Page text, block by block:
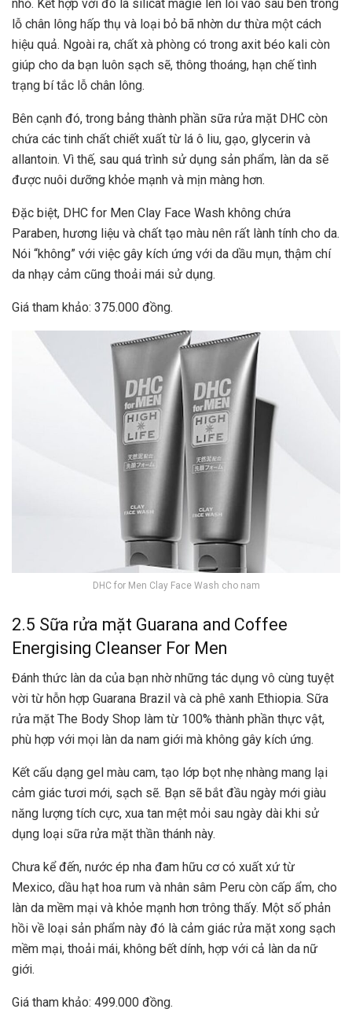
nhỏ. Kết hợp với đó là silicat magie len lỏi vào sâu bên trong
lỗ chân lông hấp thụ và loại bỏ bã nhờn dư thừa một cách
hiệu quả. Ngoài ra, chất xà phòng có trong axit béo kali còn
giúp cho da bạn luôn sạch sẽ, thông thoáng, hạn chế tình
trạng bí tắc lỗ chân lông.
Bên cạnh đó, trong bảng thành phần sữa rửa mặt DHC còn
chứa các tinh chất chiết xuất từ lá ô liu, gạo, glycerin và
allantoin. Vì thế, sau quá trình sử dụng sản phẩm, làn da sẽ
được nuôi dưỡng khỏe mạnh và mịn màng hơn.
Đặc biệt, DHC for Men Clay Face Wash không chứa
Paraben, hương liệu và chất tạo màu nên rất lành tính cho da.
Nói “không” với việc gây kích ứng với da dầu mụn, thậm chí
da nhạy cảm cũng thoải mái sử dụng.
Giá tham khảo: 375.000 đồng.
DHC for Men Clay Face Wash cho nam
2.5 Sữa rửa mặt Guarana and Coffee
Energising Cleanser For Men
Đánh thức làn da của bạn nhờ những tác dụng vô cùng tuyệt
vời từ hỗn hợp Guarana Brazil và cà phê xanh Ethiopia. Sữa
rửa mặt The Body Shop làm từ 100% thành phần thực vật,
phù hợp với mọi làn da nam giới mà không gây kích ứng.
Kết cấu dạng gel màu cam, tạo lớp bọt nhẹ nhàng mang lại
cảm giác tươi mới, sạch sẽ. Bạn sẽ bắt đầu ngày mới giàu
năng lượng tích cực, xua tan mệt mỏi sau ngày dài khi sử
dụng loại sữa rửa mặt thần thánh này.
Chưa kể đến, nước ép nha đam hữu cơ có xuất xứ từ
Mexico, dầu hạt hoa rum và nhân sâm Peru còn cấp ẩm, cho
làn da mềm mại và khỏe mạnh hơn trông thấy. Một số phản
hồi về loại sản phẩm này đó là cảm giác rửa mặt xong sạch
mềm mại, thoải mái, không bết dính, hợp với cả làn da nữ
giới.
Giá tham khảo: 499.000 đồng.